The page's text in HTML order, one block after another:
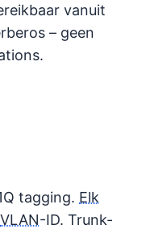
vanuit
– geen
tagging. Elk
VLAN-ID. Trunk-